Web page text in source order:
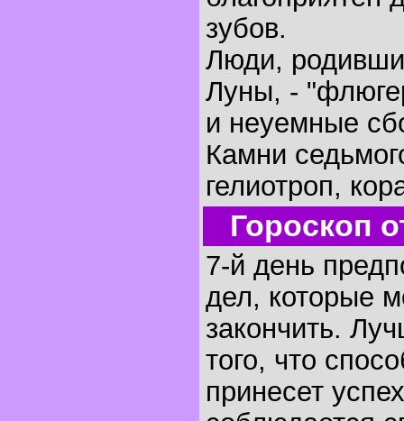
зубов.
Люди,
Луны, -
и неуемные
Камни
гелиотроп,
Гороскоп
7-й день
дел, которые
закончить.
того, что
принесет